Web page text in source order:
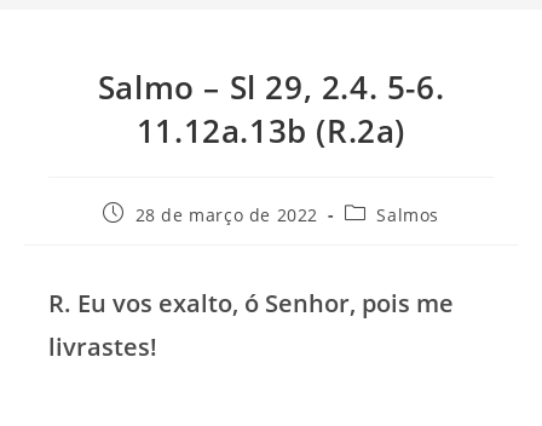
Salmo – Sl 29, 2.4. 5-6.
11.12a.13b (R.2a)
Post28 de março de 2022
Categoria
Salmos
R. Eu vos exalto, ó Senhor, pois me
livrastes!